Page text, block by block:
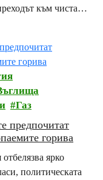
към чиста
Газ
предпочитат
горива
ярко
политическата